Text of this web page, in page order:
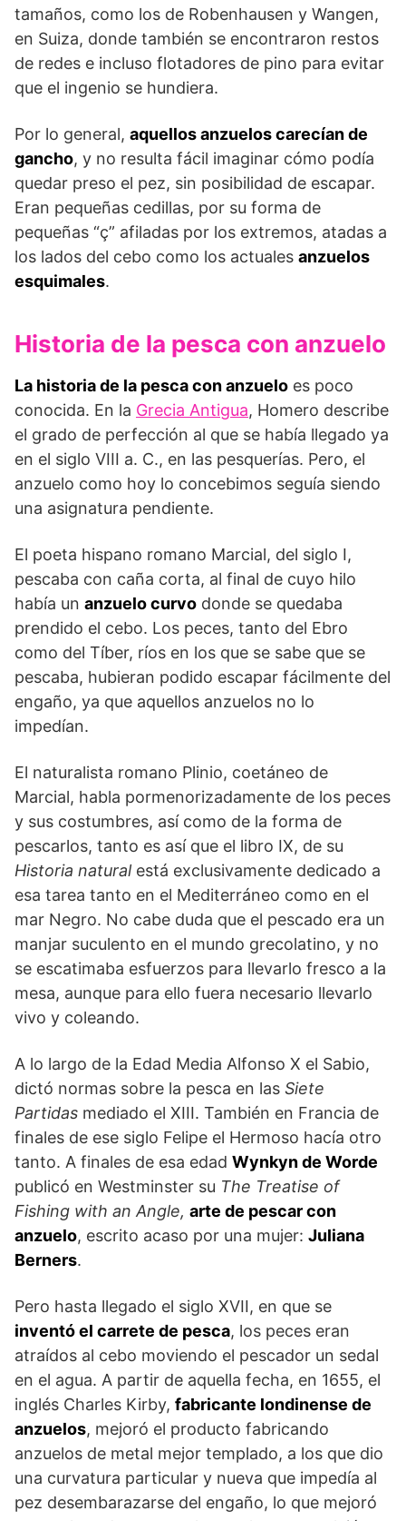
tamaños, como los de Robenhausen y Wangen,
en Suiza, donde también se encontraron restos
de redes e incluso flotadores de pino para evitar
que el ingenio se hundiera.
Por lo general, aquellos anzuelos carecían de
gancho, y no resulta fácil imaginar cómo podía
quedar preso el pez, sin posibilidad de escapar.
Eran pequeñas cedillas, por su forma de
pequeñas “ç” afiladas por los extremos, atadas a
los lados del cebo como los actuales anzuelos
esquimales.
Historia de la pesca con anzuelo
La historia de la pesca con anzuelo es poco
conocida. En la Grecia Antigua, Homero describe
el grado de perfección al que se había llegado ya
en el siglo VIII a. C., en las pesquerías. Pero, el
anzuelo como hoy lo concebimos seguía siendo
una asignatura pendiente.
El poeta hispano romano Marcial, del siglo I,
pescaba con caña corta, al final de cuyo hilo
había un anzuelo curvo donde se quedaba
prendido el cebo. Los peces, tanto del Ebro
como del Tíber, ríos en los que se sabe que se
pescaba, hubieran podido escapar fácilmente del
engaño, ya que aquellos anzuelos no lo
impedían.
El naturalista romano Plinio, coetáneo de
Marcial, habla pormenorizadamente de los peces
y sus costumbres, así como de la forma de
pescarlos, tanto es así que el libro IX, de su
Historia natural está exclusivamente dedicado a
esa tarea tanto en el Mediterráneo como en el
mar Negro. No cabe duda que el pescado era un
manjar suculento en el mundo grecolatino, y no
se escatimaba esfuerzos para llevarlo fresco a la
mesa, aunque para ello fuera necesario llevarlo
vivo y coleando.
A lo largo de la Edad Media Alfonso X el Sabio,
dictó normas sobre la pesca en las Siete
Partidas mediado el XIII. También en Francia de
finales de ese siglo Felipe el Hermoso hacía otro
tanto. A finales de esa edad Wynkyn de Worde
publicó en Westminster su The Treatise of
Fishing with an Angle, arte de pescar con
anzuelo, escrito acaso por una mujer: Juliana
Berners.
Pero hasta llegado el siglo XVII, en que se
inventó el carrete de pesca, los peces eran
atraídos al cebo moviendo el pescador un sedal
en el agua. A partir de aquella fecha, en 1655, el
inglés Charles Kirby, fabricante londinense de
anzuelos, mejoró el producto fabricando
anzuelos de metal mejor templado, a los que dio
una curvatura particular y nueva que impedía al
pez desembarazarse del engaño, lo que mejoró